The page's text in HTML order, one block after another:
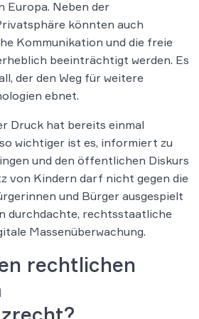
Europa. Neben der
könnten auch
Kommunikation und die freie
beeinträchtigt werden. Es
der den Weg für weitere
ebnet.
Druck hat bereits einmal
wichtiger ist es, informiert zu
und den öffentlichen Diskurs
von Kindern darf nicht gegen die
und Bürger ausgespielt
durchdachte, rechtsstaatliche
Massenüberwachung.
rechtlichen